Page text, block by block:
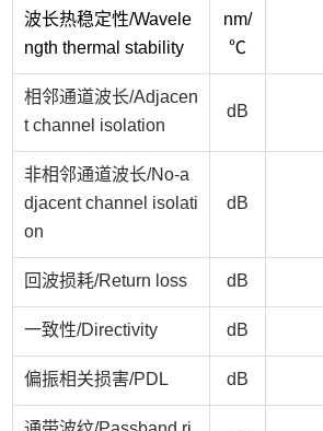
波长热稳定性/Wavele
ngth thermal stability
nm/
℃
相邻通道波长/Adjacen
t channel isolation
dB
非相邻通道波长/No-a
djacent channel isolati
on
dB
回波损耗/Return loss dB
一致性/Directivity dB
偏振相关损害/PDL dB